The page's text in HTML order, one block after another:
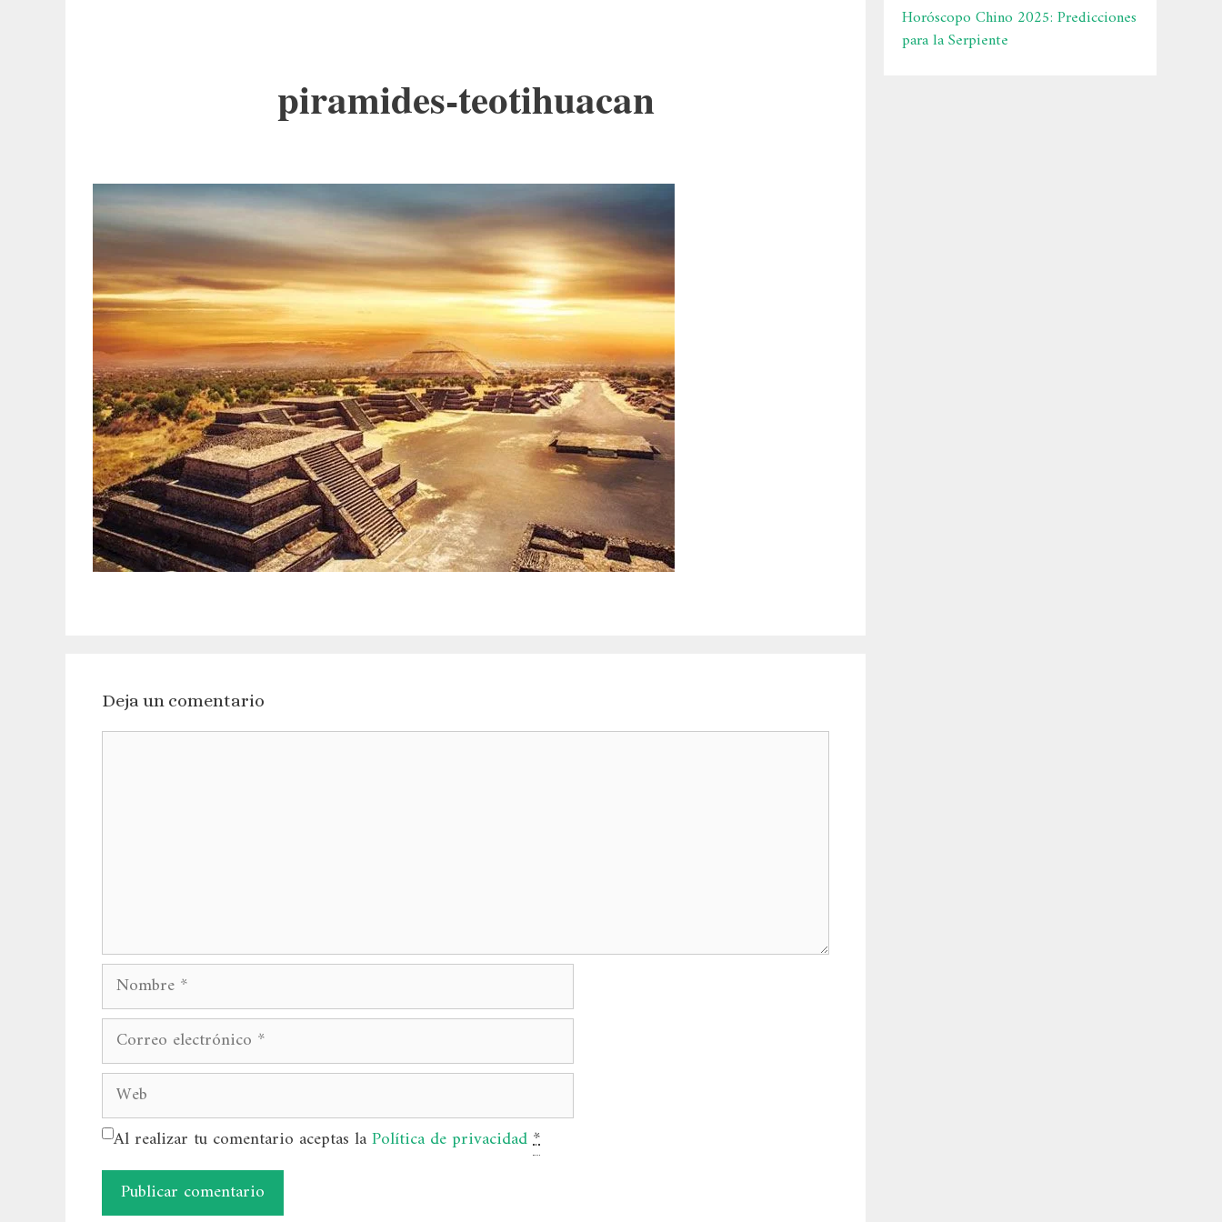
piramides-teotihuacan
Deja un comentario
Comentario
Nombre
Correo
electrónico
Web
Al realizar tu comentario aceptas laPolítica de privacidad*
Horóscopo Chino 2025: Predicciones
para la Serpiente